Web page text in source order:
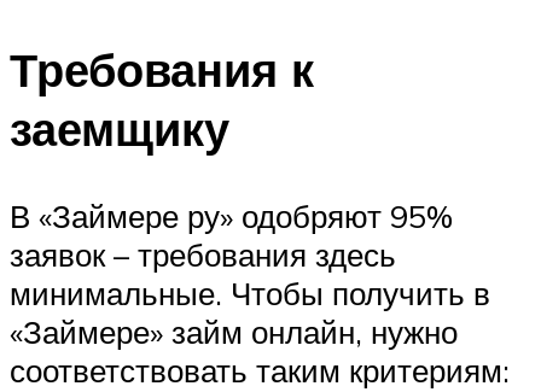
Требования к
заемщику
В «Займере ру» одобряют 95%
заявок – требования здесь
минимальные. Чтобы получить в
«Займере» займ онлайн, нужно
соответствовать таким критериям: